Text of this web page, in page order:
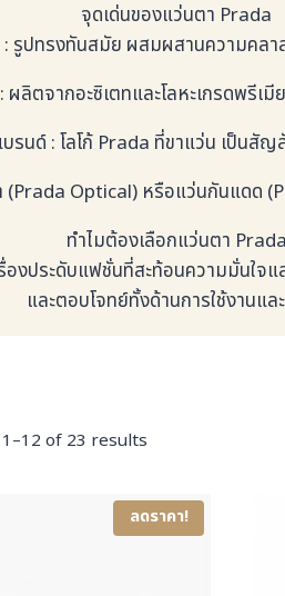
จุดเด่นของแว่นตา Prada
: รูปทรงทันสมัย ผสมผสานความคล
ลิตจากอะซิเตทและโลหะเกรดพรีเมี
รนด์ : โลโก้ Prada ที่ขาแว่น เป็น
(Prada Optical) หรือแว่นกันแดด
ทำไมต้องเลือกแว่นตา Prada
งประดับแฟชั่นที่สะท้อนความมั่นใ
และตอบโจทย์ทั้งด้านการใช้งานแล
of 23 results
latest
ลดราคา!